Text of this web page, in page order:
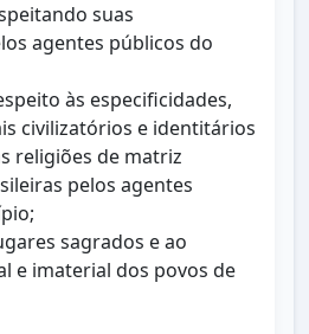
suas
agentes públicos do
às especificidades,
civilizatórios e identitários
religiões de matriz
pelos agentes
sagrados e ao
e imaterial dos povos de